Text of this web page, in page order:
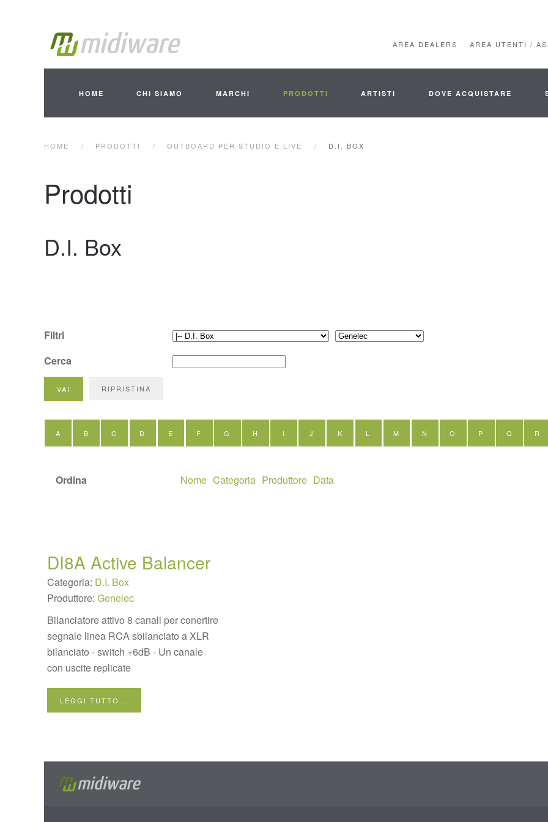
AREA DEALERS AREA UTENTI /
HOME CHI SIAMO MARCHI PRODOTTI ARTISTI DOVE ACQUISTARE
HOME PRODOTTI OUTBOARD PER STUDIO E LIVE D.I. BOX
Prodotti
D.I. Box
Filtri
Cerca
A B C D E F G H I J K L M N O P Q R
Ordina Nome Categoria Produttore Data
DI8A Active Balancer
Categoria: D.I. Box
Produttore: Genelec
Bilanciatore attivo 8 canali per conertire
segnale linea RCA sbilanciato a XLR
bilanciato - switch +6dB - Un canale
con uscite replicate
LEGGI TUTTO...